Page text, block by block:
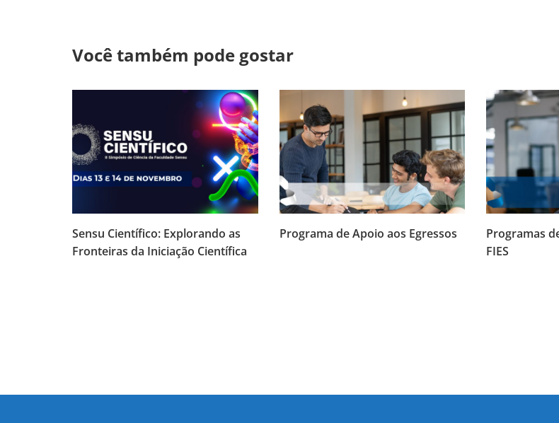
Você também pode gostar
Sensu Científico: Explorando as
Fronteiras da Iniciação Científica
Programa de Apoio aos Egressos
Programas
FIES